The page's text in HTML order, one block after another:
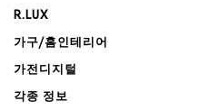
R.LUX
가구/홈인테리어
가전디지털
각종 정보